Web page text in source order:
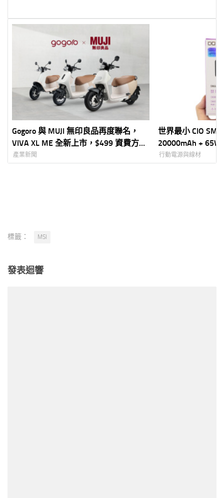
Gogoro 與 MUJI 無印良品再度聯名，
VIVA XL ME 全新上市，$499 資費方案
限時回歸
產業新聞
世界最小 CIO
20000mAh +
動電源
行動電源與線材
標籤： MSI
發表迴響